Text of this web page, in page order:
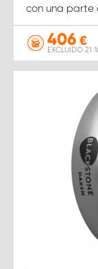
con una parte
406 €
EXCLUIDO 21